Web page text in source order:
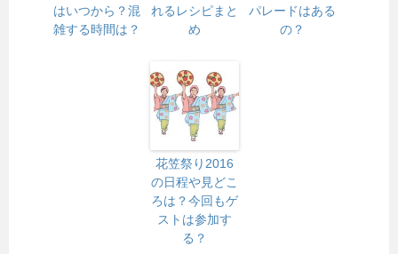
はいつから？混
雑する時間は？
れるレシピまと
め
パレードはある
の？
花笠祭り2016
の日程や見どこ
ろは？今回もゲ
ストは参加す
る？